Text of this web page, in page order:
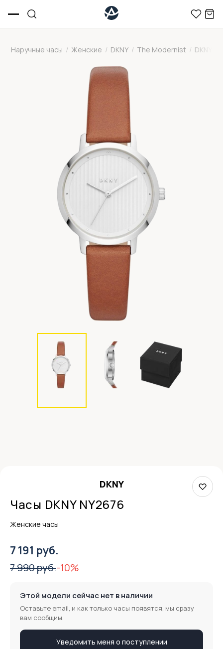
Наручные часы / Женские / DKNY / The Modernist / DKNY
DKNY
Часы DKNY NY2676
Женские часы
7 191 руб.
7 990 руб.-10%
Этой модели сейчас нет в наличии
Оставьте email, и как только часы появятся, мы сразу
вам сообщим.
Уведомить меня о поступлении